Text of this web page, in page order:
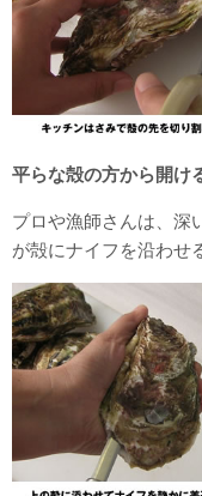
平らな殻の方から開け
プロや漁師さんは、深
が殻にナイフを沿わせ